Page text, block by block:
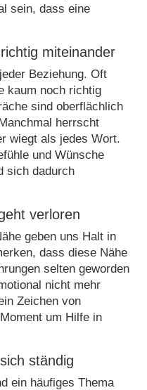
sein, dass eine
miteinander
Beziehung. Oft
kaum noch richtig
sind oberflächlich
herrscht
wiegt als jedes Wort.
und Wünsche
sich dadurch
verloren
geben uns Halt in
dass diese Nähe
selten geworden
nicht mehr
Zeichen von
um Hilfe in
ständig
ein häufiges Thema